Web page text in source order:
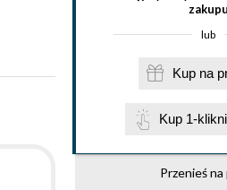
zakupu
lub
Kup 1-
Przenieś na